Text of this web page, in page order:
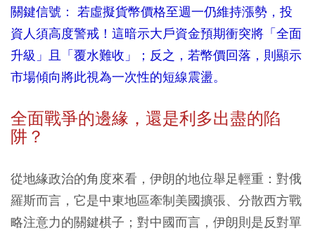
關鍵信號： 若虛擬貨幣價格至週一仍維持漲勢，投
資人須高度警戒！這暗示大戶資金預期衝突將「全面
升級」且「覆水難收」；反之，若幣價回落，則顯示
市場傾向將此視為一次性的短線震盪。
全面戰爭的邊緣，還是利多出盡的陷
阱？
從地緣政治的角度來看，伊朗的地位舉足輕重：對俄
羅斯而言，它是中東地區牽制美國擴張、分散西方戰
略注意力的關鍵棋子；對中國而言，伊朗則是反對單